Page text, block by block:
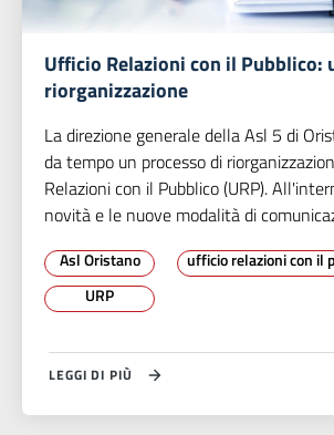
Ufficio Relazioni con il Pubblico:
riorganizzazione
La direzione generale della Asl 5 di
da tempo un processo di
Relazioni con il Pubblico (URP).
novità e le nuove modalità di
Asl Oristano
ufficio relazioni con il
URP
LEGGI DI PIÙ